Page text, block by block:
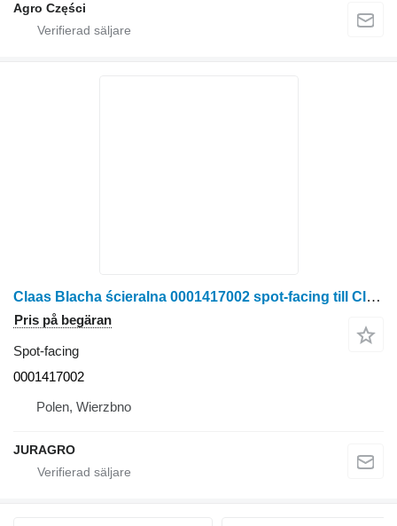
Agro Części
Claas Blacha ścieralna 0001417002 spot-facing till Claas Jaguar majsskördare
Pris på begäran
Spot-facing
0001417002
Polen, Wierzbno
JURAGRO